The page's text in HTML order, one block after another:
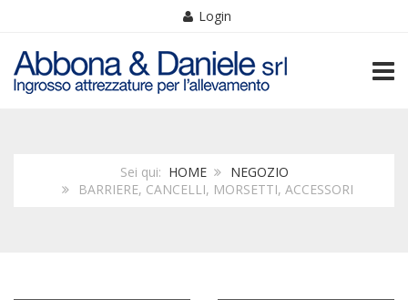
Login
Sei qui: HOME
NEGOZIO
BARRIERE, CANCELLI, MORSETTI, ACCESSORI